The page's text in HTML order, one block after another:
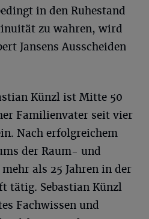
in den Ruhestand
zu wahren, wird
Jansens Ausscheiden
Künzl ist Mitte 50
Familienvater seit vier
Nach erfolgreichem
der Raum- und
als 25 Jahren in der
tätig. Sebastian Künzl
Fachwissen und